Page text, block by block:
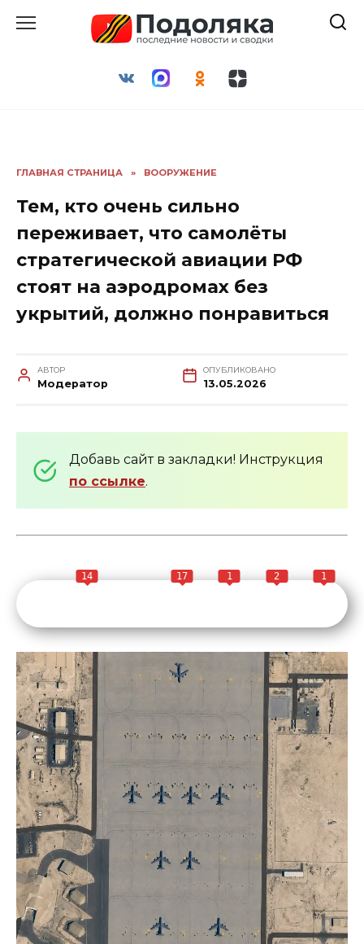
ГЛАВНАЯ СТРАНИЦА » ВООРУЖЕНИЕ
Тем, кто очень сильно
переживает, что самолёты
стратегической авиации РФ
стоят на аэродромах без
укрытий, должно понравиться
АВТОР
Модератор
ОПУБЛИКОВАНО
13.05.2026
Добавь сайт в закладки! Инструкция
по ссылке.
14 17 1 2 1